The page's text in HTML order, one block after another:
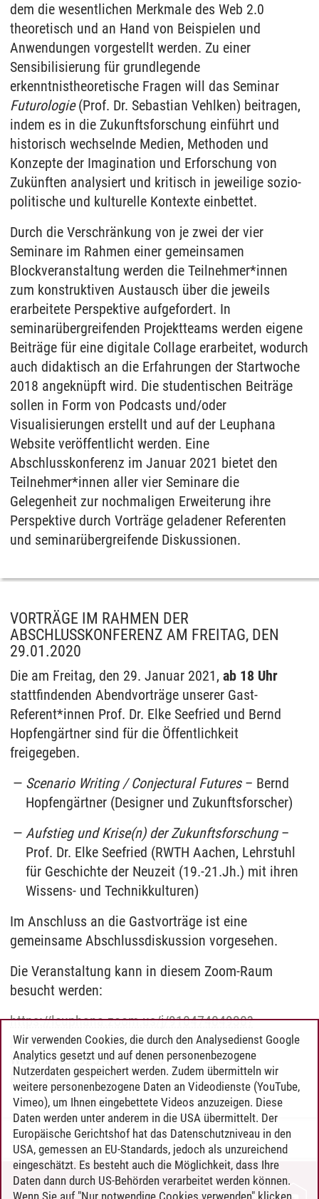
dem die wesentlichen Merkmale des Web 2.0
theoretisch und an Hand von Beispielen und
Anwendungen vorgestellt werden. Zu einer
Sensibilisierung für grundlegende
erkenntnistheoretische Fragen will das Seminar
Futurologie(Prof. Dr. Sebastian Vehlken) beitragen,
indem es in die Zukunftsforschung einführt und
historisch wechselnde Medien, Methoden und
Konzepte der Imagination und Erforschung von
Zukünften analysiert und kritisch in jeweilige sozio-
politische und kulturelle Kontexte einbettet.
Durch die Verschränkung von je zwei der vier
Seminare im Rahmen einer gemeinsamen
Blockveranstaltung werden die Teilnehmer*innen
zum konstruktiven Austausch über die jeweils
erarbeitete Perspektive aufgefordert. In
seminarübergreifenden Projektteams werden eigene
Beiträge für eine digitale Collage erarbeitet, wodurch
auch didaktisch an die Erfahrungen der Startwoche
2018 angeknüpft wird. Die studentischen Beiträge
sollen in Form von Podcasts und/oder
Visualisierungen erstellt und auf der Leuphana
Website veröffentlicht werden. Eine
Abschlusskonferenz im Januar 2021 bietet den
Teilnehmer*innen aller vier Seminare die
Gelegenheit zur nochmaligen Erweiterung ihre
Perspektive durch Vorträge geladener Referenten
und seminarübergreifende Diskussionen.
VORTRÄGE IM RAHMEN DER
ABSCHLUSSKONFERENZ AM FREITAG, DEN
29.01.2020
Die am Freitag, den 29. Januar 2021, ab 18 Uhr
stattfindenden Abendvorträge unserer Gast-
Referent*innen Prof. Dr. Elke Seefried und Bernd
Hopfengärtner sind für die Öffentlichkeit
freigegeben.
Scenario Writing / Conjectural Futures – Bernd
Hopfengärtner (Designer und Zukunftsforscher)
Aufstieg und Krise(n) der Zukunftsforschung –
Prof. Dr. Elke Seefried (RWTH Aachen, Lehrstuhl
für Geschichte der Neuzeit (19.-21.Jh.) mit ihren
Wissens- und Technikkulturen)
Im Anschluss an die Gastvorträge ist eine
gemeinsame Abschlussdiskussion vorgesehen.
Die Veranstaltung kann in diesem Zoom-Raum
besucht werden:
https://leuphana.zoom.us/j/91047404930?
pwd=T3lXdHhFUEwzQVIrT1l3bldibkY0UT09
Webinar-ID: 925 4074 3896
Kenncode: 626663
Jascha Brandes /14.09.2020
KONTAKT
Wir verwenden Cookies, die durch den Analysedienst Google
Analytics gesetzt und auf denen personenbezogene
Nutzerdaten gespeichert werden. Zudem übermitteln wir
weitere personenbezogene Daten an Videodienste (YouTube,
Vimeo), um Ihnen eingebettete Videos anzuzeigen. Diese
Daten werden unter anderem in die USA übermittelt. Der
Europäische Gerichtshof hat das Datenschutzniveau in den
USA, gemessen an EU-Standards, jedoch als unzureichend
eingeschätzt. Es besteht auch die Möglichkeit, dass Ihre
Daten dann durch US-Behörden verarbeitet werden können.
Wenn Sie auf "Nur notwendige Cookies verwenden" klicken,